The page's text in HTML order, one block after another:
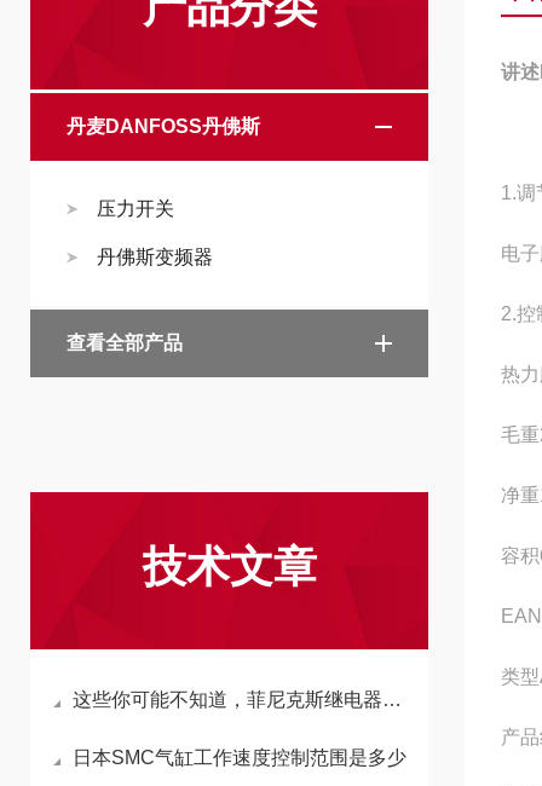
丹麦DANFOSS丹佛斯
压力开关
丹佛斯变频器
查看全部产品
技术文章
这些你可能不知道，菲尼克斯继电器的调试有诀窍！
日本SMC气缸工作速度控制范围是多少
讲
1.调
电
‌2.控
热
毛重
净重
容积
EAN
类型
产